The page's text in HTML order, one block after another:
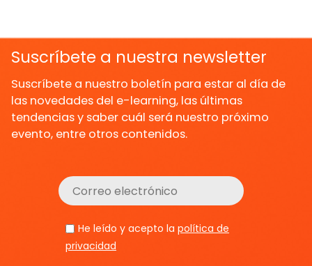
Suscríbete a nuestra newsletter
Suscríbete a nuestro boletín para estar al día de
las novedades del e-learning, las últimas
tendencias y saber cuál será nuestro próximo
evento, entre otros contenidos.
He leído y acepto la política de
privacidad